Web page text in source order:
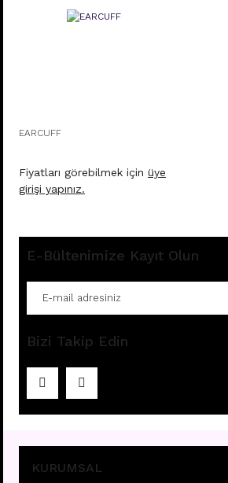
EARCUFF
Fiyatları görebilmek için üye
girişi yapınız.
E-Bültenimize Kayıt Olun
Bizi Takip Edin
KURUMSAL